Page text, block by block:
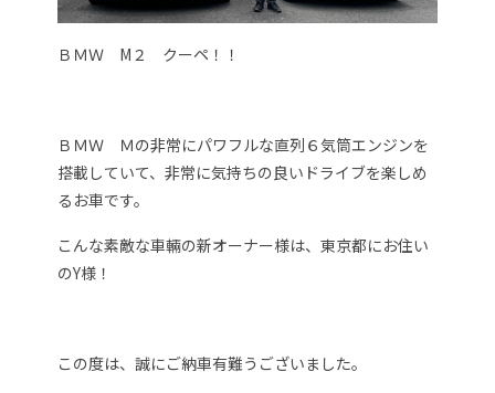
ＢＭＷ M２ クーペ！！
ＢＭＷ Ｍの非常にパワフルな直列６気筒エンジンを
搭載していて、非常に気持ちの良いドライブを楽しめ
るお車です。
こんな素敵な車輛の新オーナー様は、東京都にお住い
のY様！
この度は、誠にご納車有難うございました。